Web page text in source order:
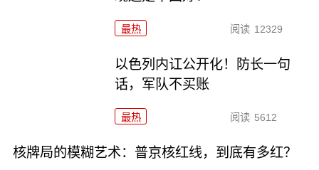
最热 阅读 12329
以色列内讧公开化！防长一句
话，军队不买账
最热 阅读 5612
核牌局的模糊艺术：普京核红线，到底有多红？